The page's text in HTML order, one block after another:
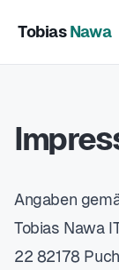
TobiasNawa
Angaben
Tobias Nawa
22 82178